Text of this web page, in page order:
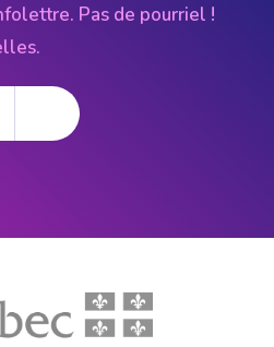
Pas de pourriel !